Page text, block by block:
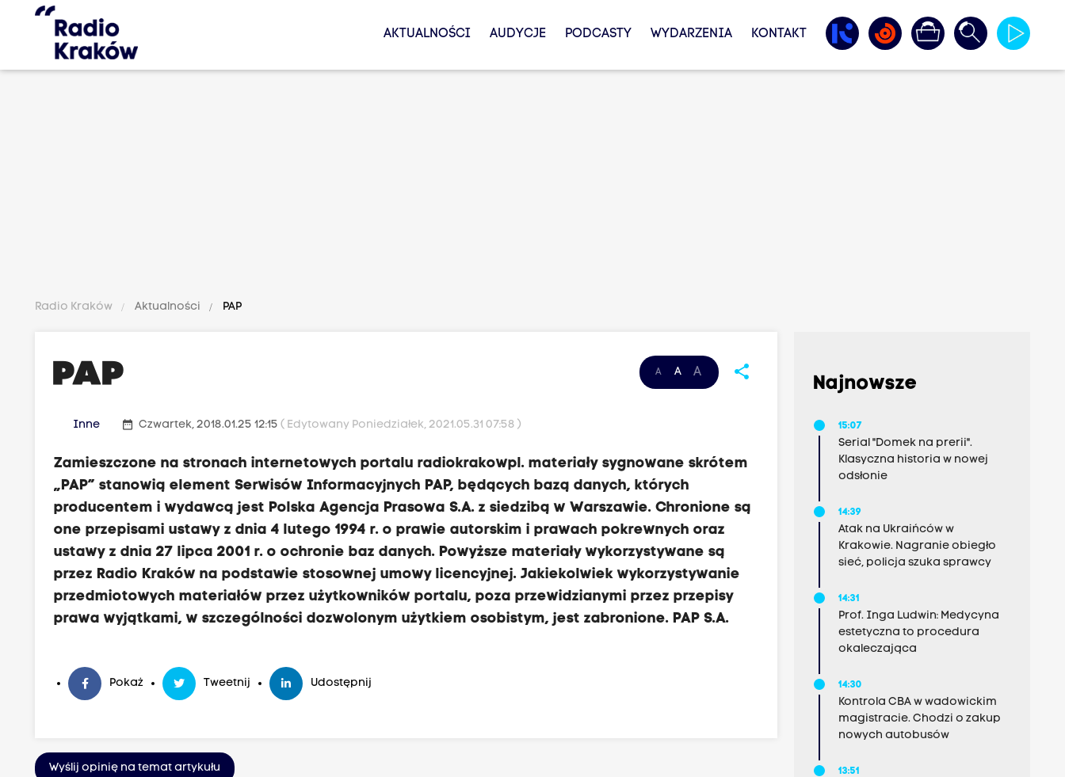
AKTUALNOŚCI AUDYCJE PODCASTY WYDARZENIA KONTAKT
Radio Kraków Aktualności PAP
A A A share
PAP
Inne date_range Czwartek, 2018.01.25 12:15( Edytowany Poniedziałek, 2021.05.31 07:58 )
Zamieszczone na stronach internetowych portalu radiokrakowpl. materiały sygnowane skrótem
„PAP” stanowią element Serwisów Informacyjnych PAP, będących bazą danych, których
producentem i wydawcą jest Polska Agencja Prasowa S.A. z siedzibą w Warszawie. Chronione są
one przepisami ustawy z dnia 4 lutego 1994 r. o prawie autorskim i prawach pokrewnych oraz
ustawy z dnia 27 lipca 2001 r. o ochronie baz danych. Powyższe materiały wykorzystywane są
przez Radio Kraków na podstawie stosownej umowy licencyjnej. Jakiekolwiek wykorzystywanie
przedmiotowych materiałów przez użytkowników portalu, poza przewidzianymi przez przepisy
prawa wyjątkami, w szczególności dozwolonym użytkiem osobistym, jest zabronione. PAP S.A.
Pokaż Tweetnij Udostępnij
Wyślij opinię na temat artykułu
Najnowsze
15:07
Serial "Domek na prerii".
Klasyczna historia w nowej
odsłonie
14:39
Atak na Ukraińców w
Krakowie. Nagranie obiegło
sieć, policja szuka sprawcy
14:31
Prof. Inga Ludwin: Medycyna
estetyczna to procedura
okaleczająca
14:30
Kontrola CBA w wadowickim
magistracie. Chodzi o zakup
nowych autobusów
13:51